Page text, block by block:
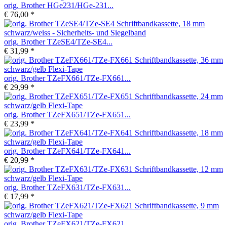
orig. Brother HGe231/HGe-231...
€ 76,00 *
orig. Brother TZeSE4/TZe-SE4...
€ 31,99 *
orig. Brother TZeFX661/TZe-FX661...
€ 29,99 *
orig. Brother TZeFX651/TZe-FX651...
€ 23,99 *
orig. Brother TZeFX641/TZe-FX641...
€ 20,99 *
orig. Brother TZeFX631/TZe-FX631...
€ 17,99 *